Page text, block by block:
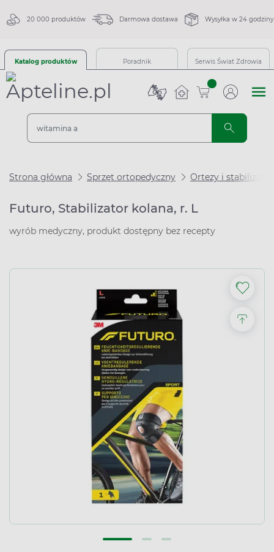
20 000 produktów Darmowa dostawa Wysyłka w 24 godziny
Katalog produktów Poradnik Serwis Świat Zdrowia
sztuk
Strona główna Sprzęt ortopedyczny Ortezy i
Futuro, Stabilizator kolana, r. L
wyrób medyczny, produkt dostępny bez recepty